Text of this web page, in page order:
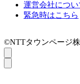
運営会社につい
緊急時はこちら
©NTTタウンページ株